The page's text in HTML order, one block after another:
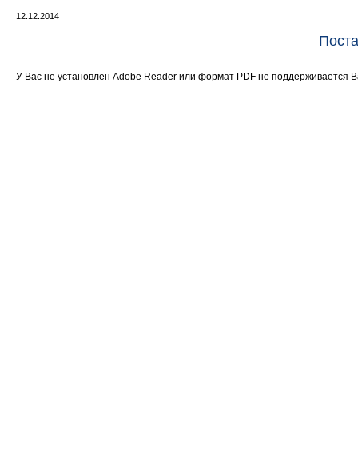
12.12.2014
У Вас не установлен Adobe Reader или формат PDF не поддерживается